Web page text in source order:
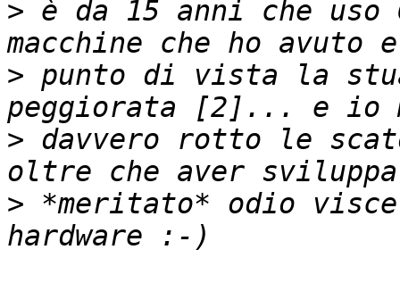
> è da 15 anni che
> punto di vista la
> davvero rotto le
> *meritato* odio